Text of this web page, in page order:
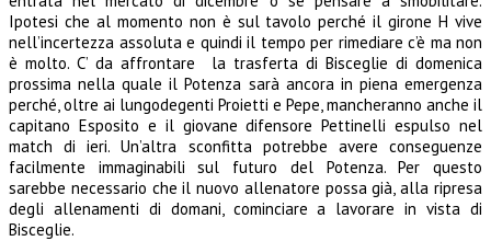
Ipotesi che al momento non è sul tavolo perché il girone H vive
nell’incertezza assoluta e quindi il tempo per rimediare c’è ma non
è molto. C’ da affrontare la trasferta di Bisceglie di domenica
prossima nella quale il Potenza sarà ancora in piena emergenza
perché, oltre ai lungodegenti Proietti e Pepe, mancheranno anche il
capitano Esposito e il giovane difensore Pettinelli espulso nel
match di ieri. Un’altra sconfitta potrebbe avere conseguenze
facilmente immaginabili sul futuro del Potenza. Per questo
sarebbe necessario che il nuovo allenatore possa già, alla ripresa
degli allenamenti di domani, cominciare a lavorare in vista di
Bisceglie.